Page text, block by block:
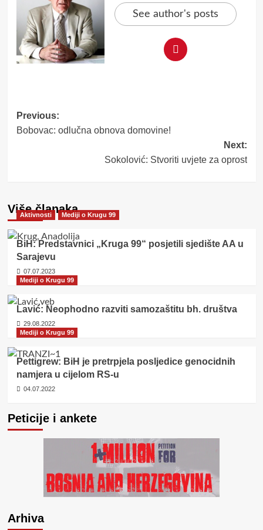
See author's posts
Post
navigation
Previous:
Bobovac: odlučna obnova domovine!
Next:
Sokolović: Stvoriti uvjete za oprost
Više članaka
Aktivnosti Mediji o Krugu 99
BiH: Predstavnici „Kruga 99“ posjetili sjedište AA u
Sarajevu
07.07.2023
Mediji o Krugu 99
Lavić: Neophodno razviti samozaštitu bh. društva
29.08.2022
Mediji o Krugu 99
Pettigrew: BiH je pretrpjela posljedice genocidnih
namjera u cijelom RS-u
04.07.2022
Peticije i ankete
Arhiva